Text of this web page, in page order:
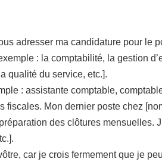
adresser ma candidature pour le
: la comptabilité, la gestion
qualité du service, etc.].
: assistante comptable,
Mon dernier poste chez
des clôtures mensuelles.
car je crois fermement que je